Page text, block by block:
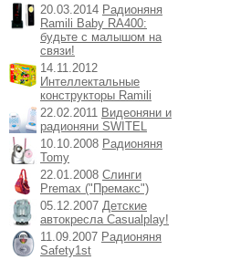
20.03.2014 Радионяня
Ramili Baby RA400:
будьте с малышом на
связи!
14.11.2012
Интеллектальные
конструкторы Ramili
22.02.2011 Видеоняни и
радионяни SWITEL
10.10.2008 Радионяня
Tomy
22.01.2008 Слинги
Premax ("Премакс")
05.12.2007 Детские
автокресла Casualplay!
11.09.2007 Радионяня
Safety1st